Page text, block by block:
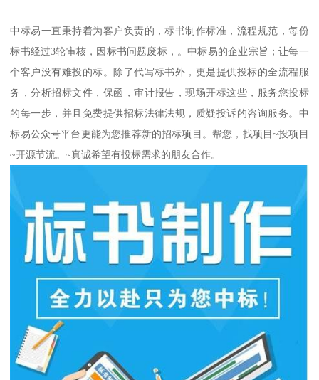
中标易一直秉持着为客户负责的，标书制作标准，流程规范，每份
标书经过3轮审核，因标书问题废标，。中标易的企业宗旨；让每一
个客户没有难投的标。除了代写标书外，更是提供投标的全流程服
务，分析招标文件，保函，审计报告，现场开标这些，服务您投标
的每一步，并且免费提供招标法律法规，质疑投诉的咨询服务。中
标易公众号平台更能为您推荐新的招标项目。帮您，找项目~投项目
~开源节流。~真诚希望有投标需求的朋友合作。